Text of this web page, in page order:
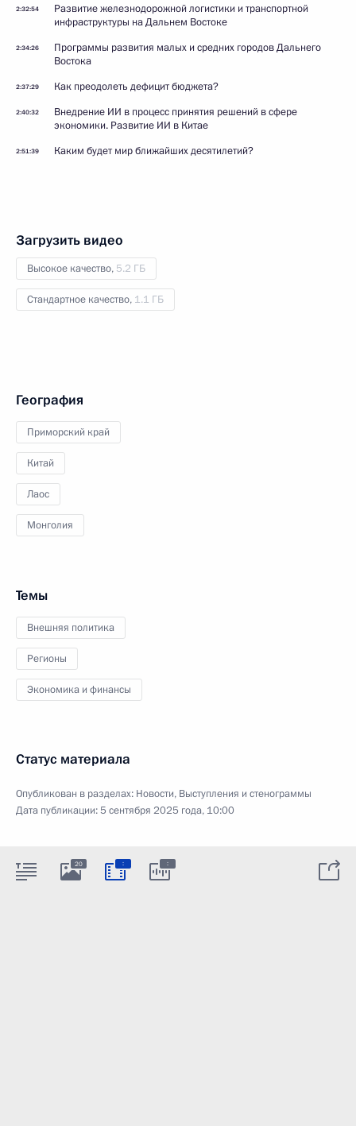
2:32:54
Развитие железнодорожной логистики и транспортной
инфраструктуры на Дальнем Востоке
2:34:26
Программы развития малых и средних городов Дальнего
Востока
2:37:29 Как преодолеть дефицит бюджета?
2:40:32
Внедрение ИИ в процесс принятия решений в сфере
экономики. Развитие ИИ в Китае
2:51:39 Каким будет мир ближайших десятилетий?
Загрузить видео
Высокое качество, 5.2 ГБ
Стандартное качество, 1.1 ГБ
География
Приморский край
Китай
Лаос
Монголия
Темы
Внешняя политика
Регионы
Экономика и финансы
Статус материала
Опубликован в разделах: Новости, Выступления и стенограммы
Дата публикации:5 сентября 2025 года, 10:00
20 : :